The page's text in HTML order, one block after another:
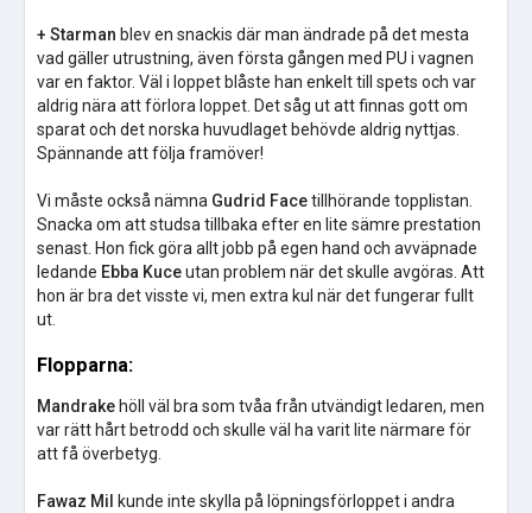
+ Starman blev en snackis där man ändrade på det mesta
vad gäller utrustning, även första gången med PU i vagnen
var en faktor. Väl i loppet blåste han enkelt till spets och var
aldrig nära att förlora loppet. Det såg ut att finnas gott om
sparat och det norska huvudlaget behövde aldrig nyttjas.
Spännande att följa framöver!
Vi måste också nämna Gudrid Facetillhörande topplistan.
Snacka om att studsa tillbaka efter en lite sämre prestation
senast. Hon fick göra allt jobb på egen hand och avväpnade
ledande Ebba Kuceutan problem när det skulle avgöras. Att
hon är bra det visste vi, men extra kul när det fungerar fullt
ut.
Flopparna:
Mandrake höll väl bra som tvåa från utvändigt ledaren, men
var rätt hårt betrodd och skulle väl ha varit lite närmare för
att få överbetyg.
Fawaz Mil
kunde inte skylla på löpningsförloppet i andra